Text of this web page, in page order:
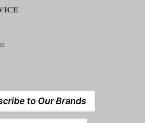
to Our Brands